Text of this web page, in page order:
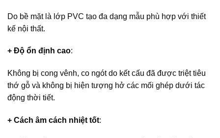
Do bề mặt là lớp PVC tạo đa dạng mẫu phù hợp với thiết
kế nội thất.
+ Độ ổn định cao:
Không bị cong vênh, co ngót do kết cấu đã được triệt tiêu
thớ gỗ và không bị hiện tượng hở các mối ghép dưới tác
động thời tiết.
+ Cách âm cách nhiệt tốt: